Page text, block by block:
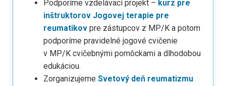
Podporíme vzdelávací projekt – kurz pre
inštruktorov Jogovej terapie pre
reumatikov pre zástupcov z MP/K a potom
podporíme pravidelné jogové cvičenie
v MP/K cvičebnými pomôckami a dlhodobou
edukáciou.
Zorganizujeme Svetový deň reumatizmu